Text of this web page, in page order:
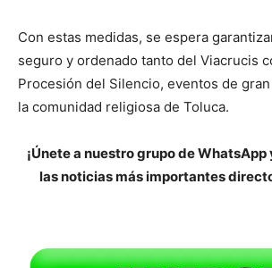
Con estas medidas, se espera
seguro y ordenado tanto del Viacrucis
Procesión del Silencio, eventos de
la comunidad religiosa de Toluca.
¡Únete a nuestro grupo de WhatsApp
las noticias más importantes